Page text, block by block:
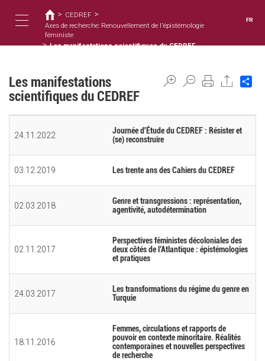
contenu
Toggle
navigation
Vous
êtes
ici
> CEDREF >
Axes de recherche: Renouvellement de l'épistémologie
féministe
> Les manifestations scientifiques du CEDREF
FR
Les manifestations
scientifiques du CEDREF
24.11.2022
Journée d'Étude du CEDREF : Résister et
(se) reconstruire
03.12.2019 Les trente ans des Cahiers du CEDREF
02.03.2018
Genre et transgressions : représentation,
agentivité, autodétermination
02.11.2017
Perspectives féministes décoloniales des
deux côtés de l’Atlantique : épistémologies
et pratiques
24.03.2017
Les transformations du régime du genre en
Turquie
18.11.2016
Femmes, circulations et rapports de
pouvoir en contexte minoritaire. Réalités
contemporaines et nouvelles perspectives
de recherche